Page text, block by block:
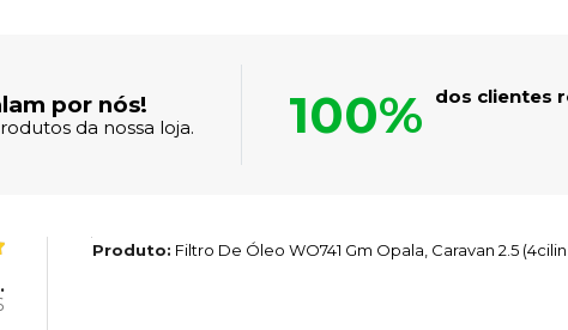
por nós!
da nossa loja. 100% dos clientes
Produto: Filtro De Óleo WO741 Gm Opala, Caravan 2.5